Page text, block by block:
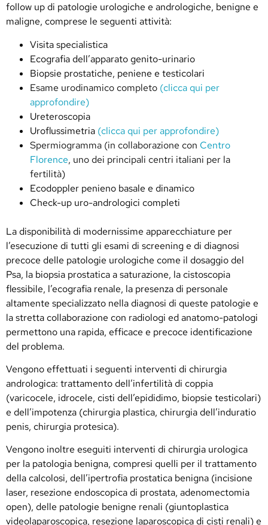
follow up di patologie urologiche e andrologiche, benigne e
maligne, comprese le seguenti attività:
Visita specialistica
Ecografia dell’apparato genito-urinario
Biopsie prostatiche, peniene e testicolari
Esame urodinamico completo (clicca qui per
approfondire)
Ureteroscopia
Uroflussimetria (clicca qui per approfondire)
Spermiogramma (in collaborazione con Centro
Florence, uno dei principali centri italiani per la
fertilità)
Ecodoppler penieno basale e dinamico
Check-up uro-andrologici completi
La disponibilità di modernissime apparecchiature per
l’esecuzione di tutti gli esami di screening e di diagnosi
precoce delle patologie urologiche come il dosaggio del
Psa, la biopsia prostatica a saturazione, la cistoscopia
flessibile, l’ecografia renale, la presenza di personale
altamente specializzato nella diagnosi di queste patologie e
la stretta collaborazione con radiologi ed anatomo-patologi
permettono una rapida, efficace e precoce identificazione
del problema.
Vengono effettuati i seguenti interventi di chirurgia
andrologica: trattamento dell’infertilità di coppia
(varicocele, idrocele, cisti dell’epididimo, biopsie testicolari)
e dell’impotenza (chirurgia plastica, chirurgia dell’induratio
penis, chirurgia protesica).
Vengono inoltre eseguiti interventi di chirurgia urologica
per la patologia benigna, compresi quelli per il trattamento
della calcolosi, dell’ipertrofia prostatica benigna (incisione
laser, resezione endoscopica di prostata, adenomectomia
open), delle patologie benigne renali (giuntoplastica
videolaparoscopica, resezione laparoscopica di cisti renali) e